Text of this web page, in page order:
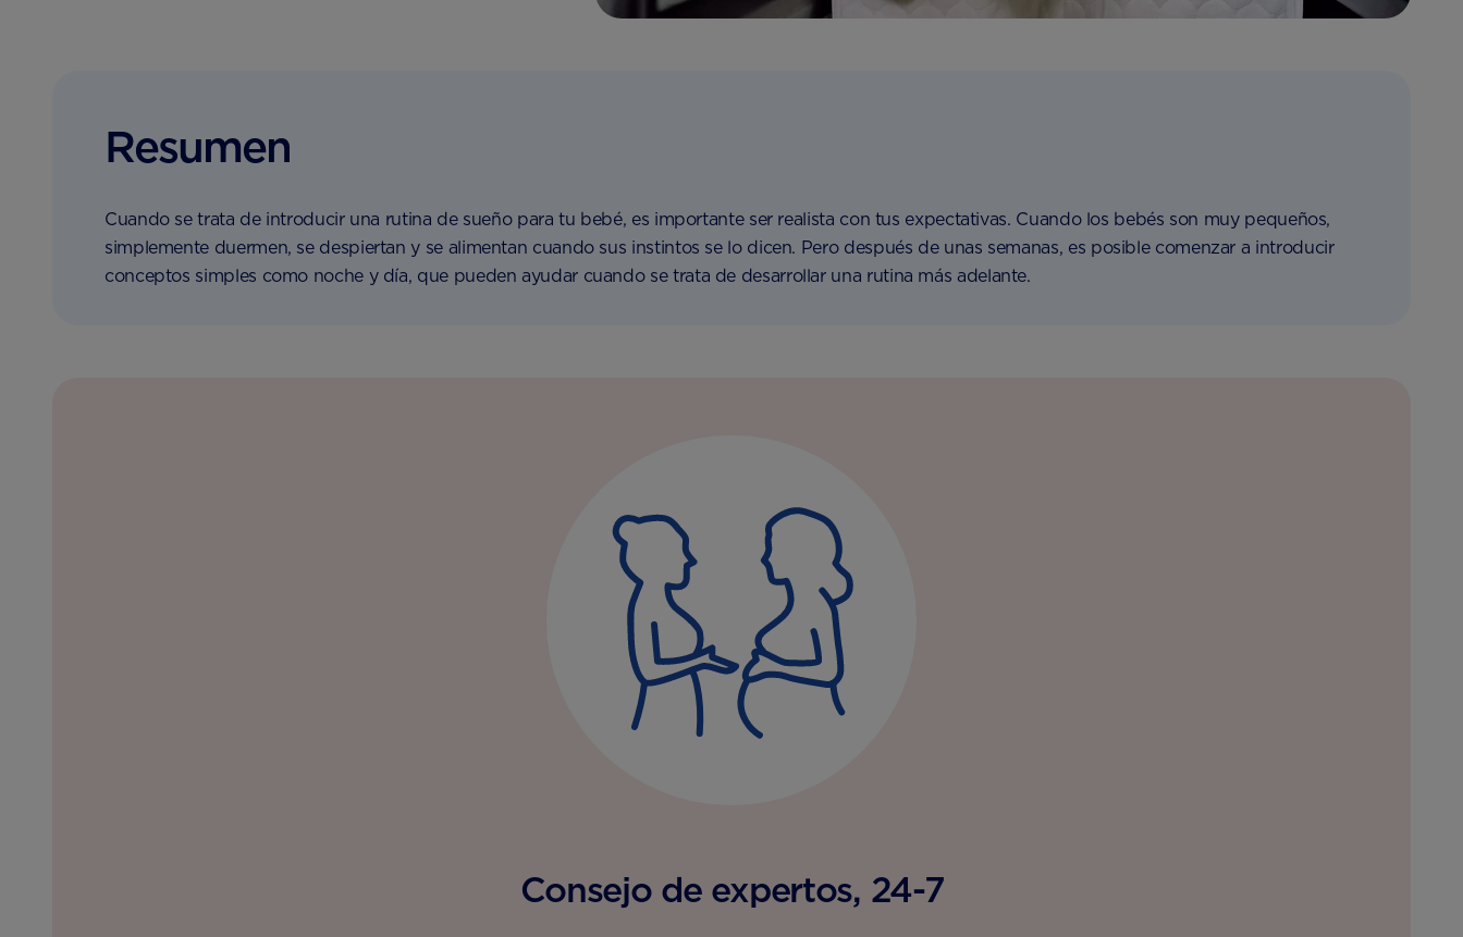
Resumen
Cuando se trata de introducir una rutina de sueño para tu bebé, es importante ser realista con tus expectativas. Cuando los bebés son muy pequeños,
simplemente duermen, se despiertan y se alimentan cuando sus instintos se lo dicen. Pero después de unas semanas, es posible comenzar a introducir
conceptos simples como noche y día, que pueden ayudar cuando se trata de desarrollar una rutina más adelante.
Consejo de expertos, 24-7